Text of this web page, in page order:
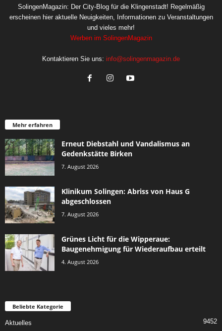
SolingenMagazin: Der City-Blog für die Klingenstadt! Regelmäßig
erscheinen hier aktuelle Neuigkeiten, Informationen zu Veranstaltungen
und vieles mehr!
Werben im SolingenMagazin
Kontaktieren Sie uns: info@solingenmagazin.de
Mehr erfahren
Erneut Diebstahl und Vandalismus an
Gedenkstätte Birken
7. August 2026
Klinikum Solingen: Abriss von Haus G
abgeschlossen
7. August 2026
Grünes Licht für die Wipperaue:
Baugenehmigung für Wiederaufbau erteilt
4. August 2026
Beliebte Kategorie
Aktuelles 9452